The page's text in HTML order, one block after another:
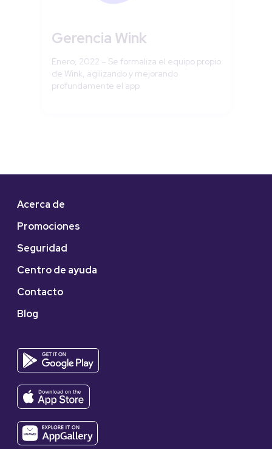
Gerencia Wink
Enero, 2022 – Se formaliza el equipo propio
de Wink, agilizando y mejorando
profundamente el app
Acerca de
Promociones
Seguridad
Centro de ayuda
Contacto
Blog